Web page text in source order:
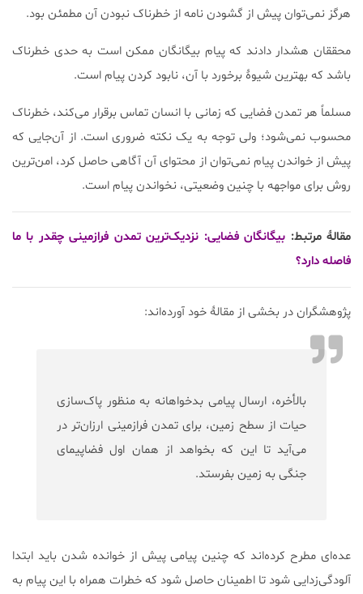
هرگز نمی‌توان پیش از گشودن نامه از خطرناک نبودن آن مطمئن بود.
محققان هشدار دادند که پیام بیگانگان ممکن است به حدی خطرناک
باشد که بهترین شیوۀ برخورد با آن، نابود کردن پیام است.
مسلماً هر تمدن فضایی که زمانی با انسان تماس برقرار می‌کند، خطرناک
محسوب نمی‌شود؛ ولی توجه به یک نکته ضروری است. از آن‌جایی که
پیش از خواندن پیام نمی‌توان از محتوای آن آگاهی حاصل کرد، امن‌ترین
روش برای مواجهه با چنین وضعیتی، نخواندن پیام است.
مقالۀ مرتبط: بیگانگان فضایی: نزدیک‌ترین تمدن فرازمینی چقدر با ما
فاصله دارد؟
پژوهشگران در بخشی از مقالۀ خود آورده‌اند:
بالأخره، ارسال پیامی بدخواهانه به منظور پاک‌سازی
حیات از سطح زمین، برای تمدن فرازمینی ارزان‌تر در
می‌آید تا این که بخواهد از همان اول فضاپیمای
جنگی به زمین بفرستد.
عده‌ای مطرح کرده‌اند که چنین پیامی پیش از خوانده شدن باید ابتدا
آلودگی‌زدایی شود تا اطمینان حاصل شود که خطرات همراه با این پیام به